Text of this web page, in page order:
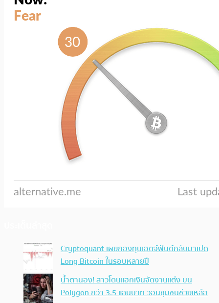
Cryptoquant เผยกองทุนเฮดจ์ฟันด์กลับมาเปิด
Long Bitcoin ในรอบหลายปี
น้ำตานอง! สาวโดนแฮกเงินจัดงานแต่ง บน
Polygon กว่า 3.5 แสนบาท วอนชุมชนช่วยเหลือ